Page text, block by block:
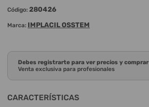
Código: 280426
Marca: IMPLACIL OSSTEM
Debes registrarte para ver precios y comprar
Venta exclusiva para profesionales
CARACTERÍSTICAS